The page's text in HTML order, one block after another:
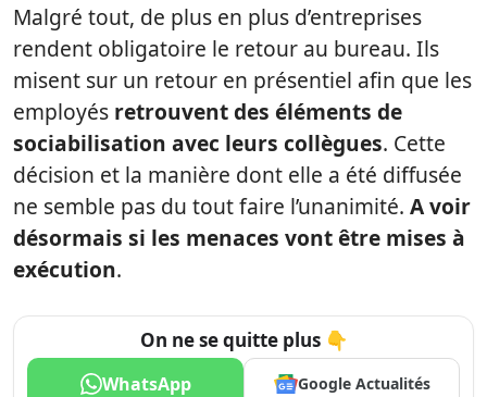
Malgré tout, de plus en plus d’entreprises
rendent obligatoire le retour au bureau. Ils
misent sur un retour en présentiel afin que les
employés retrouvent des éléments de
sociabilisation avec leurs collègues. Cette
décision et la manière dont elle a été diffusée
ne semble pas du tout faire l’unanimité. A voir
désormais si les menaces vont être mises à
exécution.
On ne se quitte plus 👇
WhatsApp Google Actualités